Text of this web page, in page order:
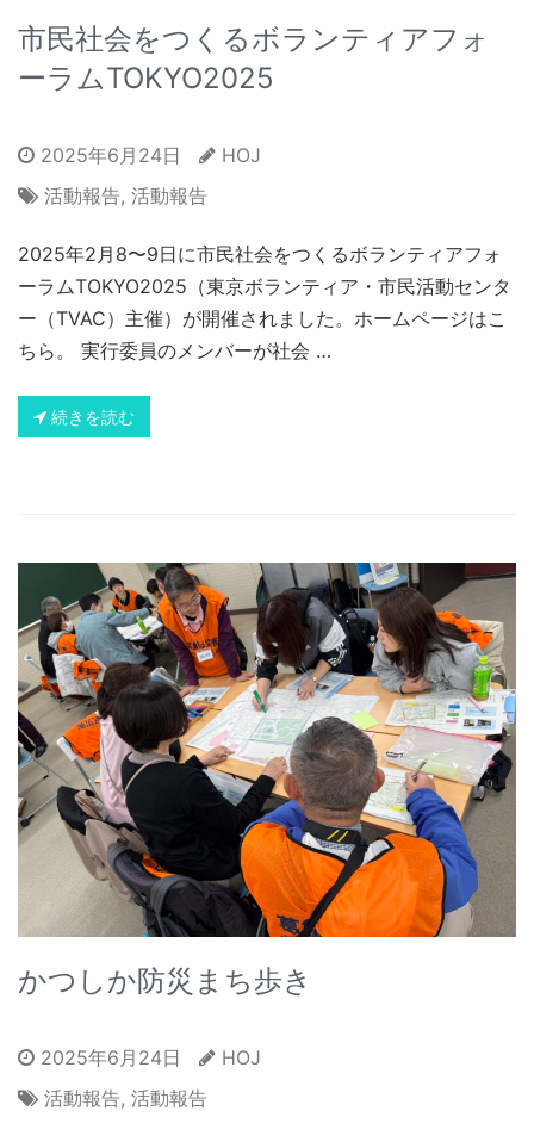
市民社会をつくるボランティアフォ
ーラムTOKYO2025
2025年6月24日
HOJ
活動報告, 活動報告
2025年2月8〜9日に市民社会をつくるボランティアフォ
ーラムTOKYO2025（東京ボランティア・市民活動センタ
ー（TVAC）主催）が開催されました。ホームページはこ
ちら。 実行委員のメンバーが社会 …
続きを読む
かつしか防災まち歩き
2025年6月24日
HOJ
活動報告, 活動報告